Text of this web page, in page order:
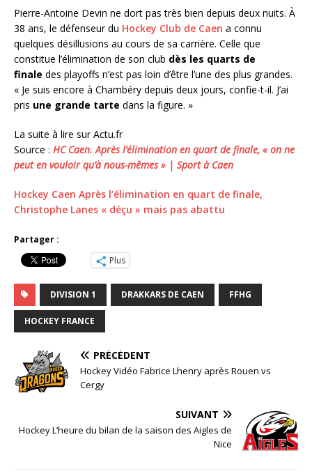
Pierre-Antoine Devin ne dort pas très bien depuis deux nuits. À
38 ans, le défenseur du Hockey Club de Caen a connu
quelques désillusions au cours de sa carrière. Celle que
constitue l’élimination de son club dès les quarts de
finale des playoffs n’est pas loin d’être l’une des plus grandes.
« Je suis encore à Chambéry depuis deux jours, confie-t-il. J’ai
pris une grande tarte dans la figure. »
La suite à lire sur Actu.fr
Source : HC Caen. Après l’élimination en quart de finale, « on ne
peut en vouloir qu’à nous-mêmes » | Sport à Caen
Hockey Caen Après l’élimination en quart de finale,
Christophe Lanes « déçu » mais pas abattu
Partager :
Plus
DIVISION 1 DRAKKARS DE CAEN FFHG
HOCKEY FRANCE
PRÉCÉDENT
Hockey Vidéo Fabrice Lhenry après Rouen vs
Cergy
SUIVANT
Hockey L’heure du bilan de la saison des Aigles de
Nice